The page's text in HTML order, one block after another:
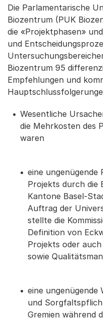
Die Parlamentarische
Biozentrum (PUK
die «Projektphasen»
und
Biozentrum 95
Empfehlungen und
Wesentliche
die Mehrkosten des
waren
eine ungenügende
Projekts durch die
Kantone Basel-
Auftrag der
stellte die
Definition von
Projekts oder
sowie
eine ungenügende
und
Gremien während